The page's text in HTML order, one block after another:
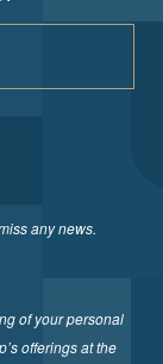
any news.
of your personal
offerings at the